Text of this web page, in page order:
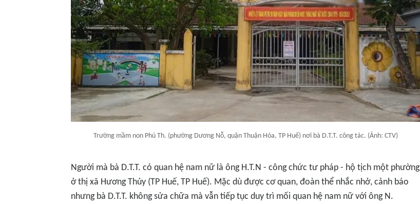
Trường mầm non Phú Th. (phường Dương Nỗ, quận Thuận Hóa, TP Huế) nơi bà D.T.T. công tác. (Ảnh: CTV)
Người mà bà D.T.T. có quan hệ nam nữ là ông H.T.N - công chức tư pháp - hộ tịch một phường
ở thị xã Hương Thủy (TP Huế, TP Huế). Mặc dù được cơ quan, đoàn thể nhắc nhở, cảnh báo
nhưng bà D.T.T. không sửa chữa mà vẫn tiếp tục duy trì mối quan hệ nam nữ với ông N.